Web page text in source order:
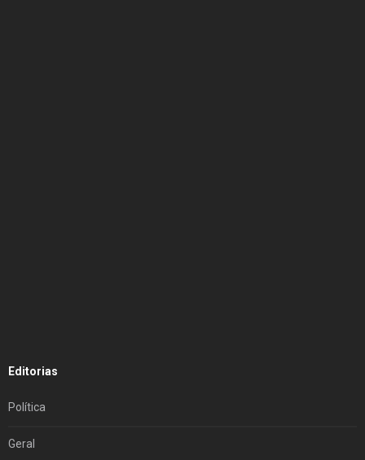
Editorias
Política
Geral